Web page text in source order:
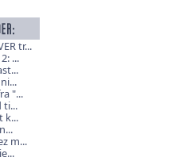
tr...
...
"...
ti...
k...
m...